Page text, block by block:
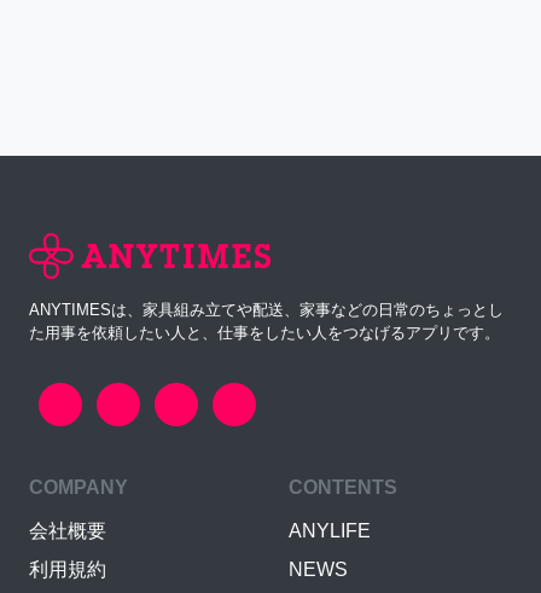
ANYTIMESは、家具組み立てや配送、家事などの日常のちょっとし
た用事を依頼したい人と、仕事をしたい人をつなげるアプリです。
COMPANY
会社概要
利用規約
CONTENTS
ANYLIFE
NEWS